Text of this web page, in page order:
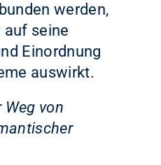
werden,
seine
Einordnung
auswirkt.
Weg von